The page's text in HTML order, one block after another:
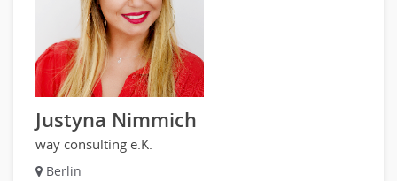
Mechaniker
Metallhandwerk
Nahrungsmittelherstellung, -verarbeitung
Raumgestaltung
Reiseverkehr, Touristik
Sicherheitsdienste, Schutzdienste
Justyna Nimmich
way consulting e.K.
Berlin